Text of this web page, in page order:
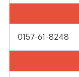
0157-61-8248